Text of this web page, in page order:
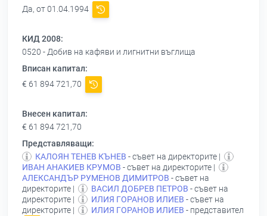
Да, от 01.04.1994
КИД 2008:
0520 - Добив на кафяви и лигнитни въглища
Вписан капитал:
€ 61 894 721,70
Внесен капитал:
€ 61 894 721,70
Представляващи:
КАЛОЯН ТЕНЕВ КЪНЕВ - съвет на директорите |
ИВАН АНАКИЕВ КРУМОВ - съвет на директорите |
АЛЕКСАНДЪР РУМЕНОВ ДИМИТРОВ - съвет на
директорите |
ВАСИЛ ДОБРЕВ ПЕТРОВ - съвет на
директорите |
ИЛИЯ ГОРАНОВ ИЛИЕВ - съвет на
директорите |
ИЛИЯ ГОРАНОВ ИЛИЕВ - представител